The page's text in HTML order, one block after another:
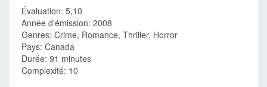
Évaluation: 5,10
Année d'émission: 2008
Genres: Crime, Romance, Thriller, Horror
Pays: Canada
Durée: 91 minutes
Complexité: 10